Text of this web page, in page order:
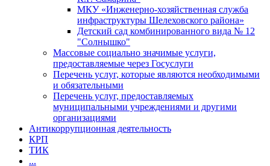
МКУ «Инженерно-хозяйственная служба
инфраструктуры Шелеховского района»
Детский сад комбинированного вида № 12
"Солнышко"
Массовые социально значимые услуги,
предоставляемые через Госуслуги
Перечень услуг, которые являются необходимыми
и обязательными
Перечень услуг, предоставляемых
муниципальными учреждениями и другими
организациями
Антикоррупционная деятельность
КРП
ТИК
...